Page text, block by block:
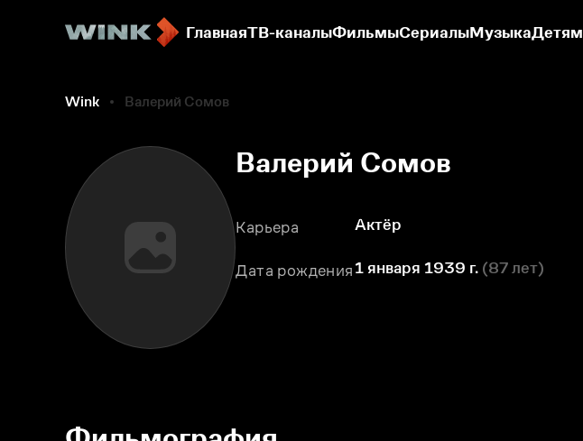
ГлавнаяТВ-каналыФильмыСериалыМузыкаДетям
Wink Валерий Сомов
Валерий Сомов
Карьера Актёр
Дата рождения 1 января 1939 г. (87 лет)